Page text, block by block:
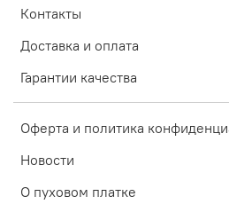
Контакты
Доставка и оплата
Гарантии качества
Оферта и политика
Новости
О пуховом платке